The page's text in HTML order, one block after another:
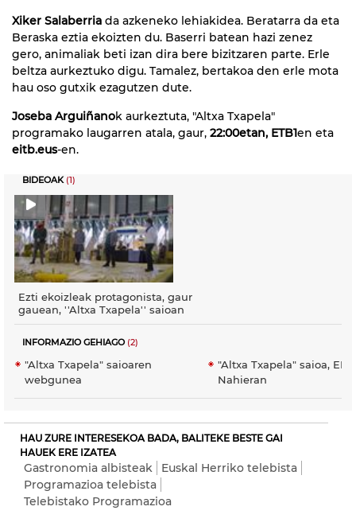
Xiker Salaberria da azkeneko lehiakidea. Beratarra da eta
Beraska eztia ekoizten du. Baserri batean hazi zenez
gero, animaliak beti izan dira bere bizitzaren parte. Erle
beltza aurkeztuko digu. Tamalez, bertakoa den erle mota
hau oso gutxik ezagutzen dute.
Joseba Arguiñanok aurkeztuta, "Altxa Txapela"
programako laugarren atala, gaur, 22:00etan, ETB1en eta
eitb.eus-en.
BIDEOAK (1)
Ezti ekoizleak protagonista, gaur
gauean, ''Altxa Txapela'' saioan
INFORMAZIO GEHIAGO(2)
"Altxa Txapela" saioaren
webgunea
"Altxa Txapela" saioa,
Nahieran
HAU ZURE INTERESEKOA BADA, BALITEKE BESTE GAI
HAUEK ERE IZATEA
Gastronomia albisteak
Euskal Herriko telebista
Programazioa telebista
Telebistako Programazioa